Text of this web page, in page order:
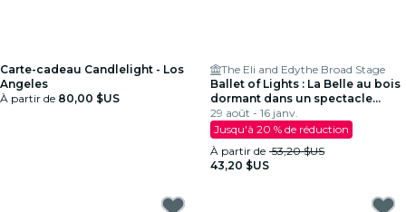
Carte-cadeau Candlelight - Los
Angeles
À partir de 80,00 $US
The Eli and Edythe Broad Stage
Ballet of Lights : La Belle au bois
dormant dans un spectacle
étincelant
29 août - 16 janv.
Jusqu'à 20 % de réduction
À partir de 53,20 $US
43,20 $US